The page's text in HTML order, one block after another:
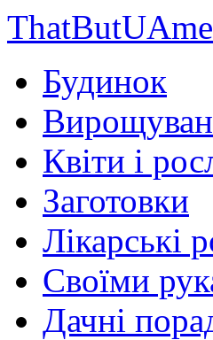
Будинок
Квіти і
Заготовки
Лікарські
Своїми
Дачні